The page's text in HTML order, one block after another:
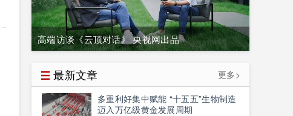
高端访谈《云顶对话》 央视网出品
最新文章
更多>
多重利好集中赋能 “十五五”生物制造
迈入万亿级黄金发展周期